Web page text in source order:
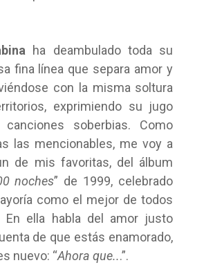
ha deambulado toda su
fina línea que separa amor y
con la misma soltura
exprimiendo su jugo
canciones soberbias. Como
las mencionables, me voy a
de mis favoritas, del álbum
noches” de 1999, celebrado
como el mejor de todos
En ella habla del amor justo
de que estás enamorado,
nuevo: “Ahora que...”.